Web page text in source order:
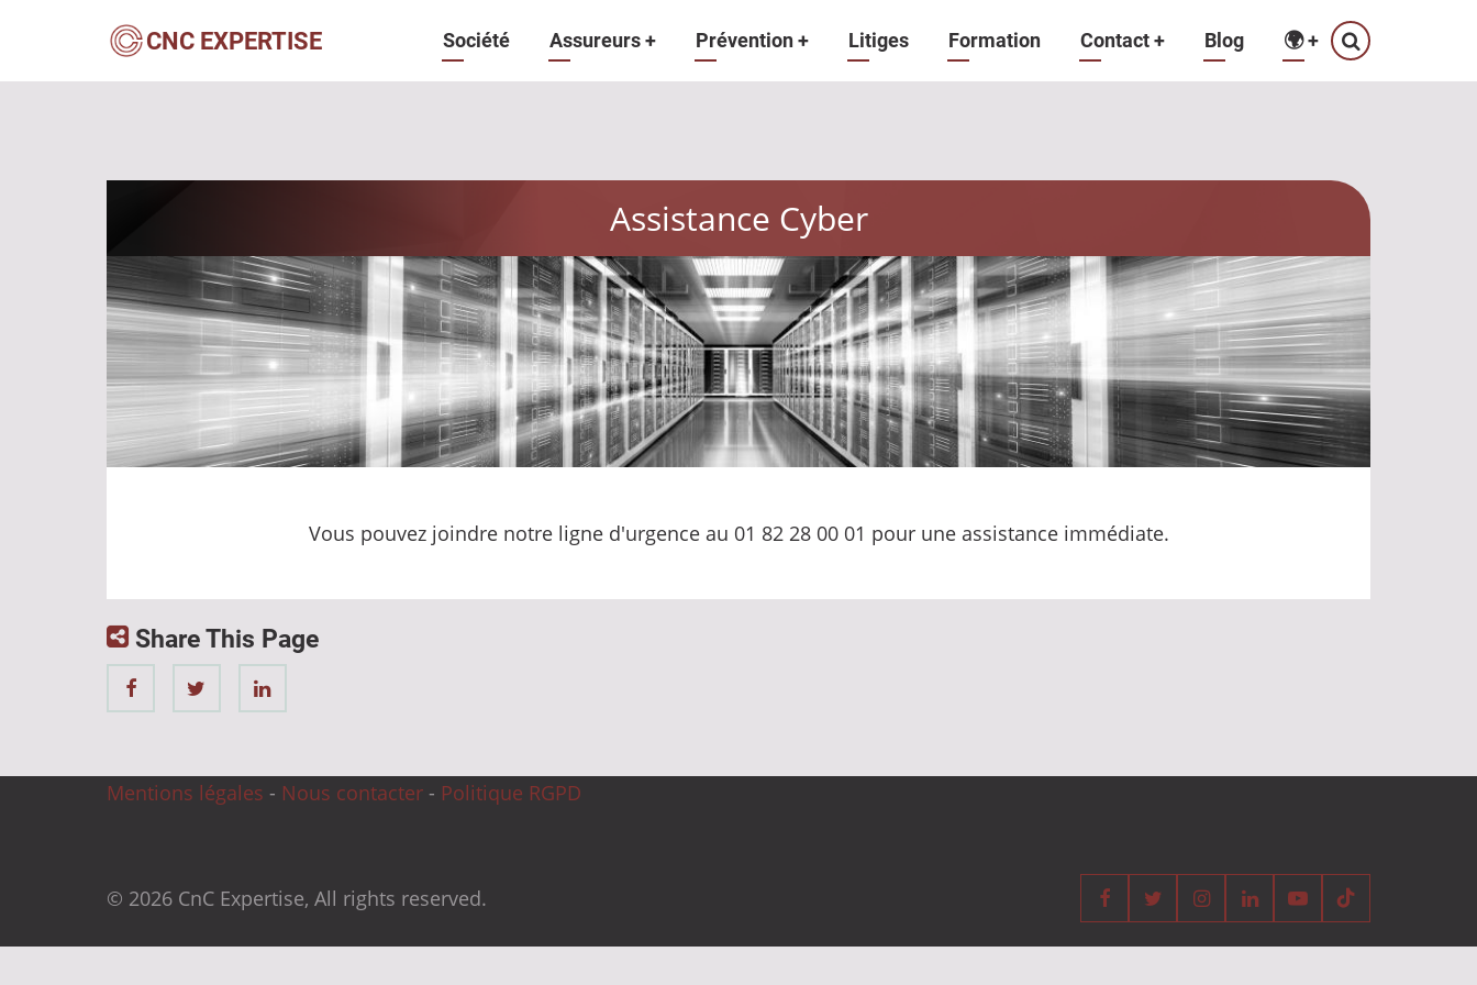
contenu
CNC EXPERTISE
Navigation
Société Assureurs+ Prévention+ Litiges Formation Contact+ Blog 🌍+
Assistance Cyber
Vous pouvez joindre notre ligne d'urgence au 01 82 28 00 01 pour une assistance immédiate.
Share This Page
Mentions légales - Nous contacter - Politique RGPD
© 2026 CnC Expertise, All rights reserved.